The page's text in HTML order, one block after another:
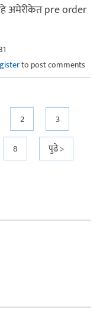
अमेरीकेत pre order
to post comments
2
3
8
पुढे >